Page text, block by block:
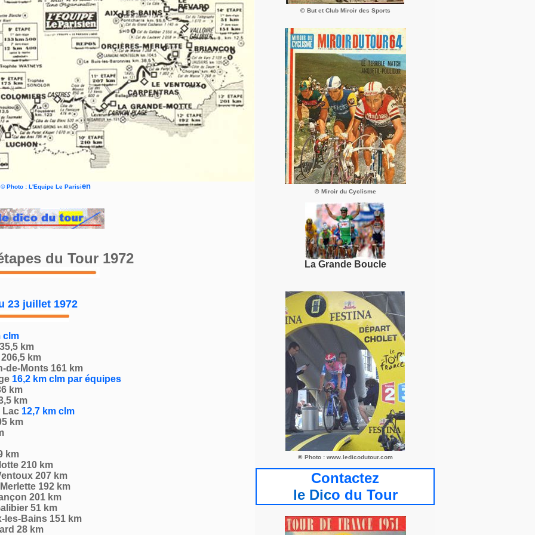
© Photo : L'Equipe Le Parisien
du Tour 1972
23 juillet 1972
clm
km
km
de-Monts 161 km
16,2 km clm par équipes
km
km
Lac 12,7 km clm
km
km
210 km
207 km
192 km
201 km
51 km
les-Bains 151 km
28 km
© But et Club Miroir des Sports
© Miroir du Cyclisme
La Grande Boucle
© Photo : www.ledicodutour.com
Contactez
le Dico du Tour